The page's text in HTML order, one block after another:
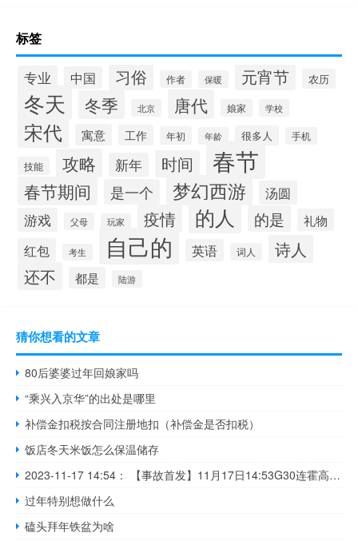
标签
专业 中国 习俗 作者 保暖 元宵节 农历
冬天 冬季 北京 唐代 娘家 学校
宋代 寓意 工作 年初 年龄 很多人 手机
技能 攻略 新年 时间 春节
春节期间 是一个 梦幻西游
汤圆
游戏
父母 玩家 疫情 的人 的是 礼物
红包 考生 自己的 英语 词人
诗人
还不
都是 陆游
猜你想看的文章
80后婆婆过年回娘家吗
“乘兴入京华”的出处是哪里
补偿金扣税按合同注册地扣（补偿金是否扣税）
饭店冬天米饭怎么保温储存
2023-11-17 14:54： 【事故首发】11月17日14:53G30连霍高速永山段发生交通事故，请注意！2023年11月17日14:53G30连霍高速永山段K2096处（丰城堡收费站向西约6公里），往兰州方向发生交通事故，处置期间，道路半幅通行。请途经车辆减速慢行，注意行车安全。获取后续进展及了解最新路况信息请下载甘肃高速APP或关注甘肃高 ​​​
过年特别想做什么
磕头拜年铁盆为啥